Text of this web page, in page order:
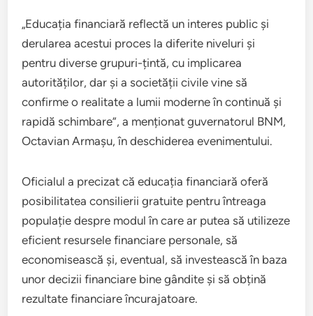
„Educația financiară reflectă un interes public și
derularea acestui proces la diferite niveluri și
pentru diverse grupuri-țintă, cu implicarea
autorităților, dar și a societății civile vine să
confirme o realitate a lumii moderne în continuă și
rapidă schimbare”, a menționat guvernatorul BNM,
Octavian Armașu, în deschiderea evenimentului.
Oficialul a precizat că educația financiară oferă
posibilitatea consilierii gratuite pentru întreaga
populație despre modul în care ar putea să utilizeze
eficient resursele financiare personale, să
economisească și, eventual, să investească în baza
unor decizii financiare bine gândite și să obțină
rezultate financiare încurajatoare.